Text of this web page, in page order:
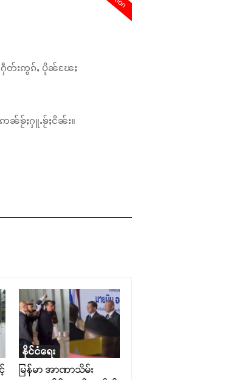
ႁဵတ်းဢွၵ်ႇ ပိုၼ်ၽႄႈ
ဢၼ်ၶႂ်ႈႁူႉၶႂ်ႈငိၼ်း။
နိုင်ငံရေး
မြန်မာ အာဏာသိမ်း